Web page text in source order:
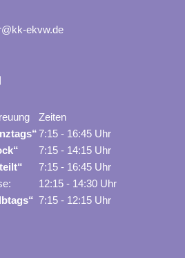
ekvw.de
Zeiten
7:15 - 16:45 Uhr
7:15 - 14:15 Uhr
7:15 - 16:45 Uhr
12:15 - 14:30 Uhr
7:15 - 12:15 Uhr